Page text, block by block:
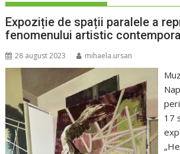
Expoziție de spații paralele a
fenomenului artistic
28 august 2023 mihaela.ursan
17